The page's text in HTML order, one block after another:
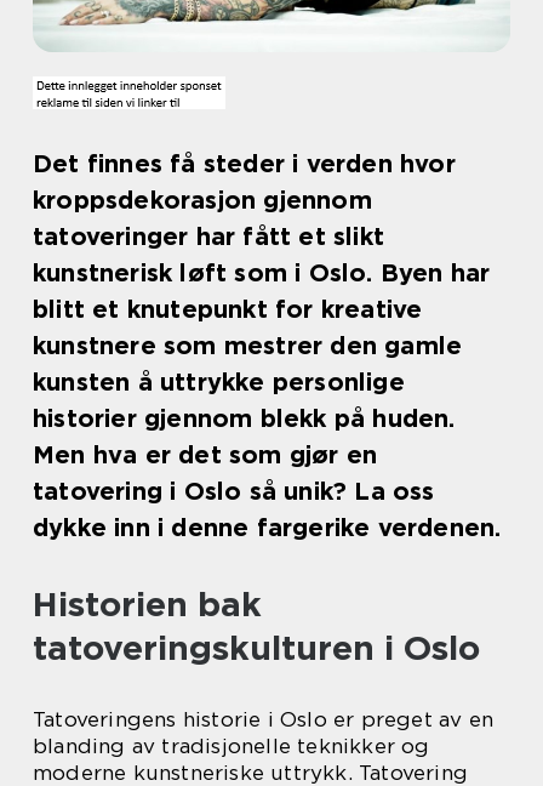
Det finnes få steder i verden hvor
kroppsdekorasjon gjennom
tatoveringer har fått et slikt
kunstnerisk løft som i Oslo. Byen har
blitt et knutepunkt for kreative
kunstnere som mestrer den gamle
kunsten å uttrykke personlige
historier gjennom blekk på huden.
Men hva er det som gjør en
tatovering i Oslo så unik? La oss
dykke inn i denne fargerike verdenen.
Historien bak
tatoveringskulturen i Oslo
Tatoveringens historie i Oslo er preget av en
blanding av tradisjonelle teknikker og
moderne kunstneriske uttrykk. Tatovering